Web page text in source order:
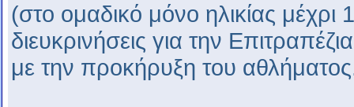
(στο ομαδικό μόνο ηλικίας
διευκρινήσεις για την
με την προκήρυξη του